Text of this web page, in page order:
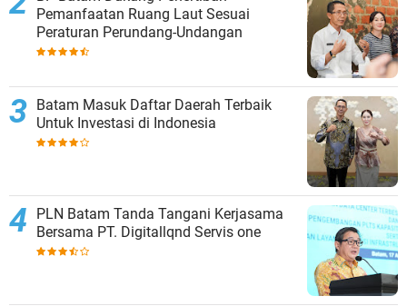
Pemanfaatan Ruang Laut Sesuai
Peraturan Perundang-Undangan
Batam Masuk Daftar Daerah Terbaik
Untuk Investasi di Indonesia
PLN Batam Tanda Tangani Kerjasama
Bersama PT. Digitallqnd Servis one